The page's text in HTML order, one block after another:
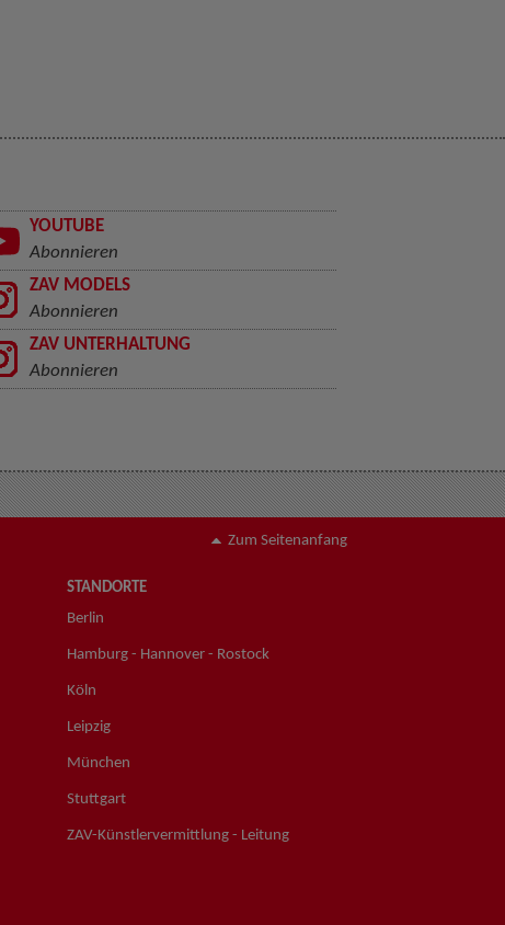
YOUTUBE
Abonnieren
ZAV MODELS
Abonnieren
ZAV UNTERHALTUNG
Abonnieren
Zum Seitenanfang
STANDORTE
Berlin
Hamburg - Hannover - Rostock
Köln
Leipzig
München
Stuttgart
ZAV-Künstlervermittlung - Leitung